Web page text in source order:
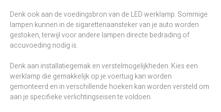
Denk ook aan de voedingsbron van de LED werklamp. Sommige
lampen kunnen in de sigarettenaansteker van je auto worden
gestoken, terwijl voor andere lampen directe bedrading of
accuvoeding nodig is.
Denk aan installatiegemak en verstelmogelijkheden. Kies een
werklamp die gemakkelijk op je voertuig kan worden
gemonteerd en in verschillende hoeken kan worden versteld om
aan je specifieke verlichtingseisen te voldoen.